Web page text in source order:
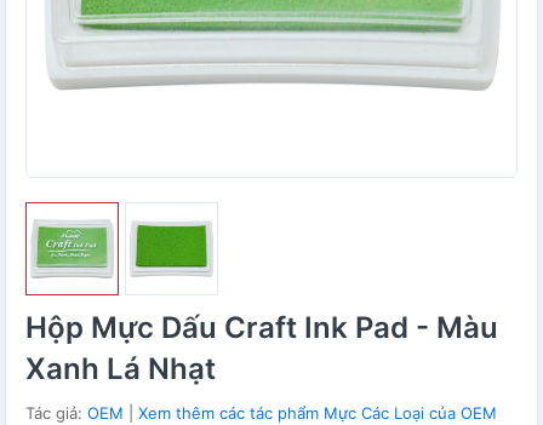
Hộp Mực Dấu Craft Ink Pad - Màu
Xanh Lá Nhạt
Tác giả: OEM Xem thêm các tác phẩm Mực Các Loại của OEM